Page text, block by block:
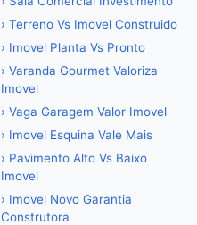
› Terreno Vs Imovel Construido
› Imovel Planta Vs Pronto
› Varanda Gourmet Valoriza
Imovel
› Vaga Garagem Valor Imovel
› Imovel Esquina Vale Mais
› Pavimento Alto Vs Baixo
Imovel
› Imovel Novo Garantia
Construtora